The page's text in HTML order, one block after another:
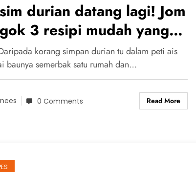
durian datang lagi! Jom
3 resipi mudah yang
nak kongsi dengan
hari ni.
korang simpan durian tu dalam peti ais
baunya semerbak satu rumah dan…
0 Comments Read More